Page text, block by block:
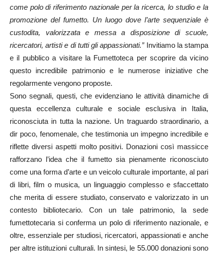
come polo di riferimento nazionale per la ricerca, lo studio e la
promozione del fumetto. Un luogo dove l’arte sequenziale è
custodita, valorizzata e messa a disposizione di scuole,
ricercatori, artisti e di tutti gli appassionati.” Invitiamo la stampa
e il pubblico a visitare la Fumettoteca per scoprire da vicino
questo incredibile patrimonio e le numerose iniziative che
regolarmente vengono proposte.
Sono segnali, questi, che evidenziano le attività dinamiche di
questa eccellenza culturale e sociale esclusiva in Italia,
riconosciuta in tutta la nazione. Un traguardo straordinario, a
dir poco, fenomenale, che testimonia un impegno incredibile e
riflette diversi aspetti molto positivi. Donazioni così massicce
rafforzano l’idea che il fumetto sia pienamente riconosciuto
come una forma d’arte e un veicolo culturale importante, al pari
di libri, film o musica, un linguaggio complesso e sfaccettato
che merita di essere studiato, conservato e valorizzato in un
contesto bibliotecario. Con un tale patrimonio, la sede
fumettotecaria si conferma un polo di riferimento nazionale, e
oltre, essenziale per studiosi, ricercatori, appassionati e anche
per altre istituzioni culturali. In sintesi, le 55.000 donazioni sono